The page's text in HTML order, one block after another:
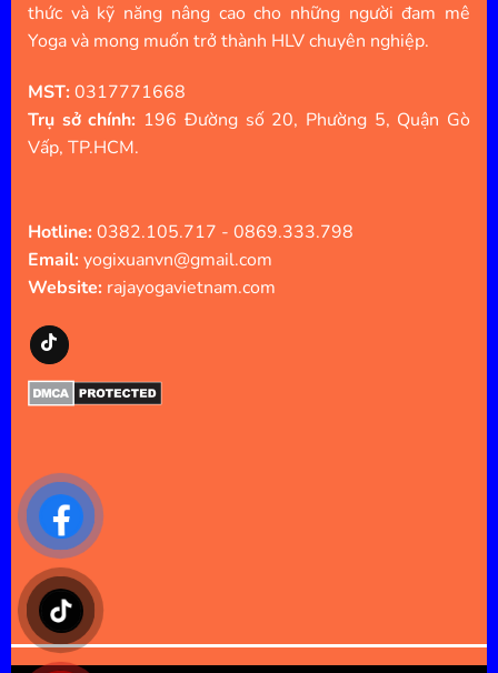
thức và kỹ năng nâng cao cho những người đam mê
Yoga và mong muốn trở thành HLV chuyên nghiệp.
MST:0317771668
Trụ sở chính: 196 Đường số 20, Phường 5, Quận Gò
Vấp, TP.HCM.
Hotline:0382.105.717 - 0869.333.798
Email:yogixuanvn@gmail.com
Website: rajayogavietnam.com